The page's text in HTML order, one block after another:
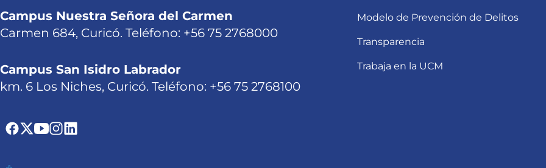
Campus Nuestra Señora del Carmen
Carmen 684, Curicó. Teléfono: +56 75 2768000
Campus San Isidro Labrador
km. 6 Los Niches, Curicó. Teléfono: +56 75 2768100
Modelo de Prevención de Delitos
Transparencia
Trabaja en la UCM